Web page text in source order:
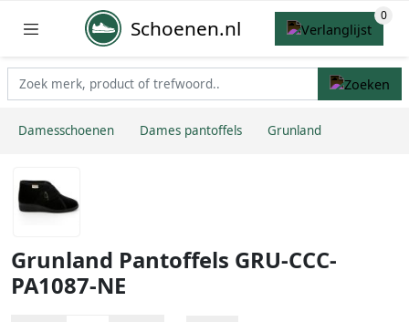
Schoenen.nl
Damesschoenen Dames pantoffels Grunland
Grunland Pantoffels GRU-CCC-
PA1087-NE